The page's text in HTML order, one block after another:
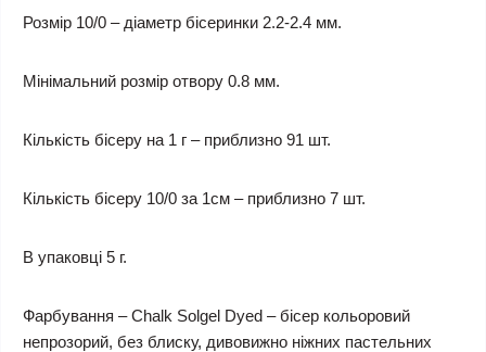
Розмір 10/0 – діаметр бісеринки 2.2-2.4 мм.
Мінімальний розмір отвору 0.8 мм.
Кількість бісеру на 1 г – приблизно 91 шт.
Кількість бісеру 10/0 за 1см – приблизно 7 шт.
В упаковці 5 г.
Фарбування – Chalk Solgel Dyed – бісер кольоровий
непрозорий, без блиску, дивовижно ніжних пастельних